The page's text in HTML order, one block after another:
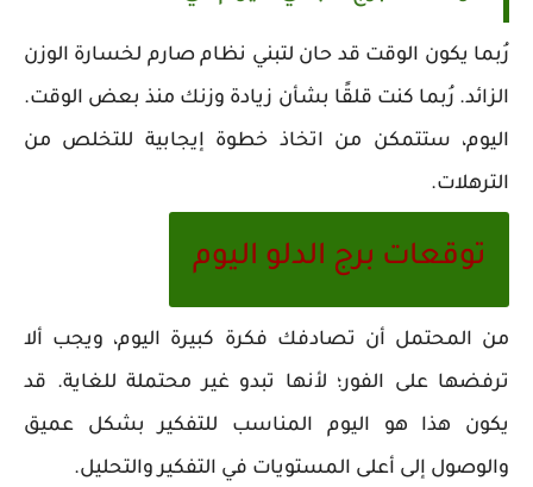
رُبما يكون الوقت قد حان لتبني نظام صارم لخسارة الوزن
الزائد. رُبما كنت قلقًا بشأن زيادة وزنك منذ بعض الوقت.
اليوم، ستتمكن من اتخاذ خطوة إيجابية للتخلص من
الترهلات.
توقعات برج الدلو اليوم
من المحتمل أن تصادفك فكرة كبيرة اليوم، ويجب ألا
ترفضها على الفور؛ لأنها تبدو غير محتملة للغاية. قد
يكون هذا هو اليوم المناسب للتفكير بشكل عميق
والوصول إلى أعلى المستويات في التفكير والتحليل.